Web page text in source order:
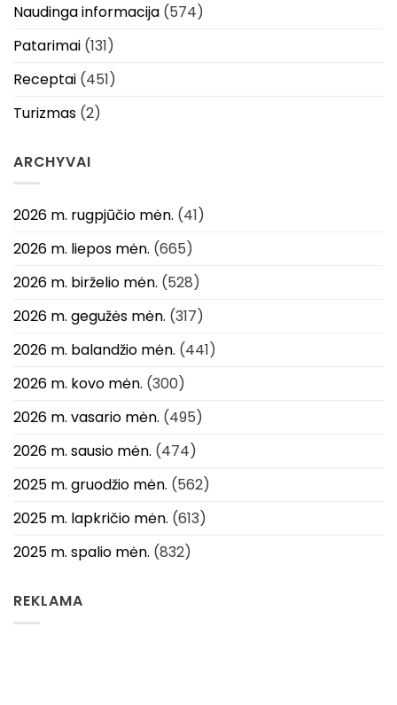
Naudinga informacija (574)
Patarimai (131)
Receptai (451)
Turizmas (2)
ARCHYVAI
2026 m. rugpjūčio mėn. (41)
2026 m. liepos mėn. (665)
2026 m. birželio mėn. (528)
2026 m. gegužės mėn. (317)
2026 m. balandžio mėn. (441)
2026 m. kovo mėn. (300)
2026 m. vasario mėn. (495)
2026 m. sausio mėn. (474)
2025 m. gruodžio mėn. (562)
2025 m. lapkričio mėn. (613)
2025 m. spalio mėn. (832)
REKLAMA